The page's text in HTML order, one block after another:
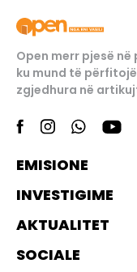
Open merr pjesë
ku mund të
zgjedhura në
EMISIONE
INVESTIGIME
AKTUALITET
SOCIALE